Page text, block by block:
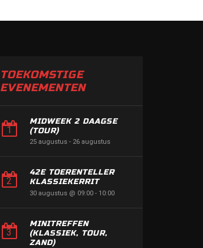
TOEKOMSTIGE
EVENEMENTEN
MIDWEEK 2 DAAGSE
(TOUR)
25 augustus- 26 augustus
42E TOERENTELLER
KLASSIEKERRIT
30 augustus @ 09:00- 10:00
MINITREFFEN
(KLASSIEK, TOUR,
ZAND)